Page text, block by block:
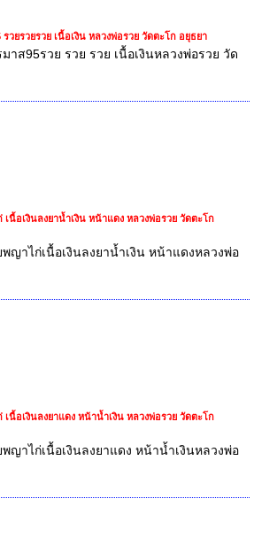
วยรวยรวย เนื้อเงิน หลวงพ่อรวย วัดตะโก อยุธยา
าส95รวย รวย รวย เนื้อเงินหลวงพ่อรวย วัด
นื้อเงินลงยาน้ำเงิน หน้าแดง หลวงพ่อรวย วัดตะโก
ญาไก่เนื้อเงินลงยาน้ำเงิน หน้าแดงหลวงพ่อ
นื้อเงินลงยาแดง หน้าน้ำเงิน หลวงพ่อรวย วัดตะโก
ญาไก่เนื้อเงินลงยาแดง หน้าน้ำเงินหลวงพ่อ